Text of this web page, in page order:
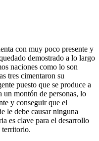
con muy poco presente y
demostrado a lo largo
naciones como lo son
tres cimentaron su
puesto que se produce a
un montón de personas, lo
y conseguir que el
le debe causar ninguna
es clave para el desarrollo
territorio.